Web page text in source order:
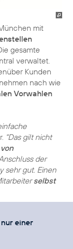
mit
gesamte
verwaltet.
Kunden
nach wie
Vorwahlen
"Das gilt nicht
der
sehr gut. Einen
selbst
einer